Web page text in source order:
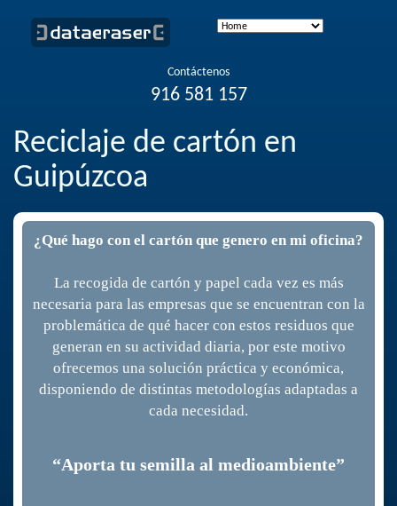
Contáctenos
916 581 157
Reciclaje de cartón en
Guipúzcoa
¿Qué hago con el cartón que genero en mi oficina?
La recogida de cartón y papel cada vez es más
necesaria para las empresas que se encuentran con la
problemática de qué hacer con estos residuos que
generan en su actividad diaria, por este motivo
ofrecemos una solución práctica y económica,
disponiendo de distintas metodologías adaptadas a
cada necesidad.
“Aporta tu semilla al medioambiente”